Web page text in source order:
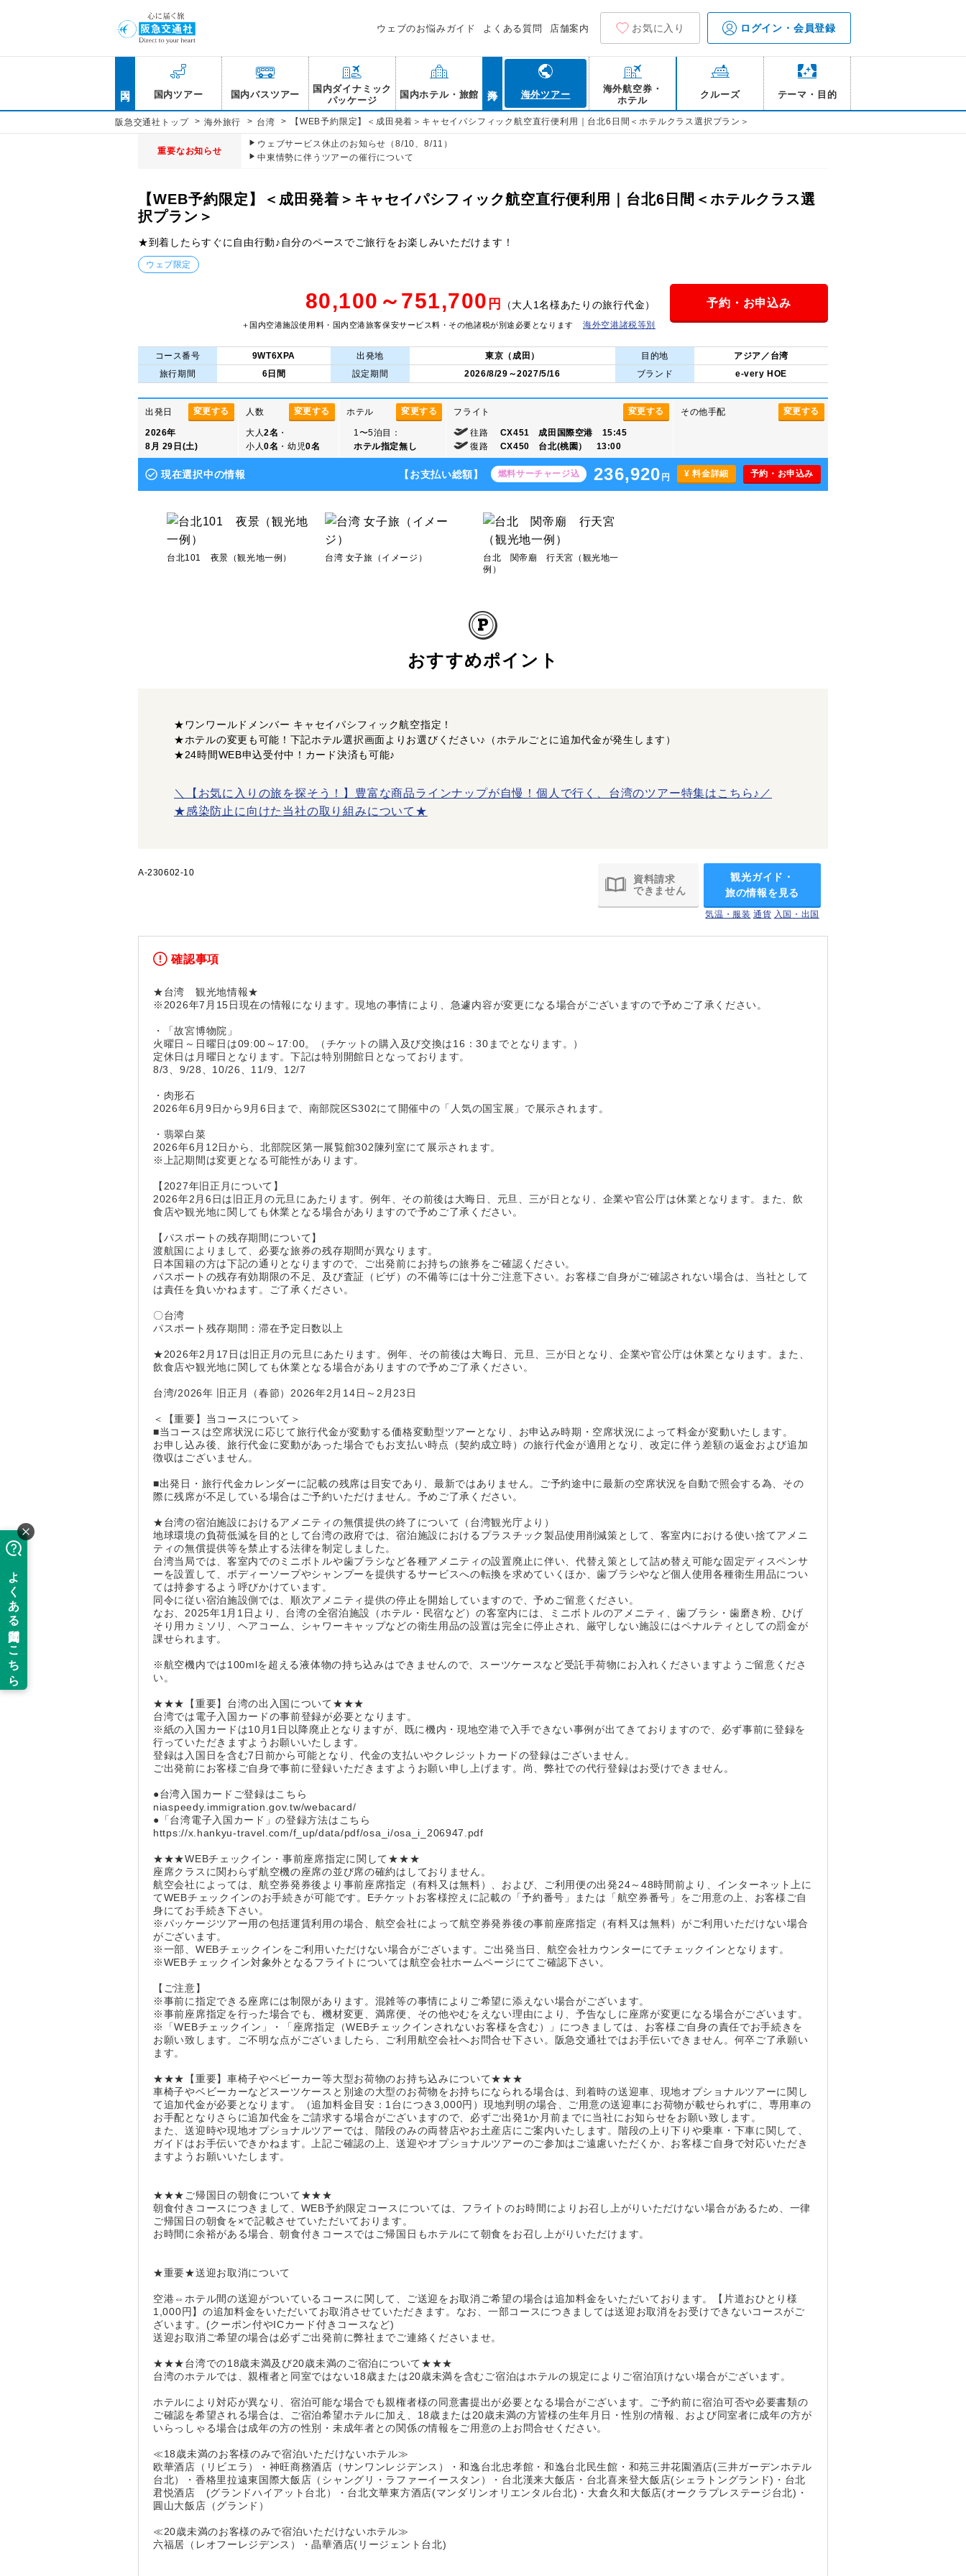
ウェブのお悩みガイド よくある質問 店舗案内 お気に入り ログイン・会員登録
国内ツアー 国内バスツアー
国内ダイナミック
パッケージ
国内ホテル・旅館 海外ツアー
海外航空券・
ホテル
クルーズ テーマ・目的
阪急交通社トップ > 海外旅行 > 台湾 > 【WEB予約限定】＜成田発着＞キャセイパシフィック航空直行便利用｜台北6日間＜ホテルクラス選択プラン＞
重要なお知らせ
ウェブサービス休止のお知らせ（8/10、8/11）
中東情勢に伴うツアーの催行について
【WEB予約限定】＜成田発着＞キャセイパシフィック航空直行便利用｜台北6日間＜ホテルクラス選
択プラン＞
★到着したらすぐに自由行動♪自分のペースでご旅行をお楽しみいただけます！
ウェブ限定
80,100～751,700 円 （大人1名様あたりの旅行代金）
＋国内空港施設使用料・国内空港旅客保安サービス料・その他諸税が別途必要となります 海外空港諸税等別
予約・お申込み
コース番号 9WT6XPA 出発地 東京（成田） 目的地
アジア／台湾
旅行期間
6日間 設定期間 2026/8/29～2027/5/16 ブランド e-very HOE
変更する
出発日
2026年
8月 29日(土)
変更する
人数
大人2名 ・
小人0名 ・幼児0名
変更する
ホテル
1〜5泊目：
ホテル指定無し
変更する
フライト
往路
CX451 成田国際空港 15:45
復路
CX450 台北(桃園） 13:00
変更する
その他手配
現在選択中の情報 【お支払い総額】 燃料サーチャージ込 236,920 円 ¥ 料金詳細 予約・お申込み
台北101 夜景（観光地一例） 台湾 女子旅（イメージ）
台北 関帝廟 行天宮（観光地一
例）
おすすめポイント
★ワンワールドメンバー キャセイパシフィック航空指定！
★ホテルの変更も可能！下記ホテル選択画面よりお選びください♪（ホテルごとに追加代金が発生します）
★24時間WEB申込受付中！カード決済も可能♪
＼【お気に入りの旅を探そう！】豊富な商品ラインナップが自慢！個人で行く、台湾のツアー特集はこちら♪／
★感染防止に向けた当社の取り組みについて★
A-230602-10
資料請求
できません
観光ガイド・
旅の情報を見る
気温・服装 通貨 入国・出国
確認事項
★台湾 観光地情報★
※2026年7月15日現在の情報になります。現地の事情により、急遽内容が変更になる場合がございますので予めご了承ください。
・「故宮博物院」
火曜日～日曜日は09:00～17:00。（チケットの購入及び交換は16：30までとなります。）
定休日は月曜日となります。下記は特別開館日となっております。
8/3、9/28、10/26、11/9、12/7
・肉形石
2026年6月9日から9月6日まで、南部院区S302にて開催中の「人気の国宝展」で展示されます。
・翡翠白菜
2026年6月12日から、北部院区第一展覧館302陳列室にて展示されます。
※上記期間は変更となる可能性があります。
【2027年旧正月について】
2026年2月6日は旧正月の元旦にあたります。例年、その前後は大晦日、元旦、三が日となり、企業や官公庁は休業となります。また、飲
食店や観光地に関しても休業となる場合がありますので予めご了承ください。
【パスポートの残存期間について】
渡航国によりまして、必要な旅券の残存期間が異なります。
日本国籍の方は下記の通りとなりますので、ご出発前にお持ちの旅券をご確認ください。
パスポートの残存有効期限の不足、及び査証（ビザ）の不備等には十分ご注意下さい。お客様ご自身がご確認されない場合は、当社として
は責任を負いかねます。ご了承ください。
〇台湾
パスポート残存期間：滞在予定日数以上
★2026年2月17日は旧正月の元旦にあたります。例年、その前後は大晦日、元旦、三が日となり、企業や官公庁は休業となります。また、
飲食店や観光地に関しても休業となる場合がありますので予めご了承ください。
台湾/2026年 旧正月（春節）2026年2月14日～2月23日
＜【重要】当コースについて＞
■当コースは空席状況に応じて旅行代金が変動する価格変動型ツアーとなり、お申込み時期・空席状況によって料金が変動いたします。
お申し込み後、旅行代金に変動があった場合でもお支払い時点（契約成立時）の旅行代金が適用となり、改定に伴う差額の返金および追加
徴収はございません。
■出発日・旅行代金カレンダーに記載の残席は目安であり、最新ではありません。ご予約途中に最新の空席状況を自動で照会する為、その
際に残席が不足している場合はご予約いただけません。予めご了承ください。
★台湾の宿泊施設におけるアメニティの無償提供の終了について（台湾観光庁より）
地球環境の負荷低減を目的として台湾の政府では、宿泊施設におけるプラスチック製品使用削減策として、客室内における使い捨てアメニ
ティの無償提供等を禁止する法律を制定しました。
台湾当局では、客室内でのミニボトルや歯ブラシなど各種アメニティの設置廃止に伴い、代替え策として詰め替え可能な固定ディスペンサ
ーを設置して、ボディーソープやシャンプーを提供するサービスへの転換を求めていくほか、歯ブラシやなど個人使用各種衛生用品につい
ては持参するよう呼びかけています。
同令に従い宿泊施設側では、順次アメニティ提供の停止を開始していますので、予めご留意ください。
なお、2025年1月1日より、台湾の全宿泊施設（ホテル・民宿など）の客室内には、ミニボトルのアメニティ、歯ブラシ・歯磨き粉、ひげ
そり用カミソリ、ヘアコーム、シャワーキャップなどの衛生用品の設置は完全に停止され、厳守しない施設にはペナルティとしての罰金が
課せられます。
※航空機内では100mlを超える液体物の持ち込みはできませんので、スーツケースなど受託手荷物にお入れくださいますようご留意くださ
い。
★★★【重要】台湾の出入国について★★★
台湾では電子入国カードの事前登録が必要となります。
※紙の入国カードは10月1日以降廃止となりますが、既に機内・現地空港で入手できない事例が出てきておりますので、必ず事前に登録を
行っていただきますようお願いいたします。
登録は入国日を含む7日前から可能となり、代金の支払いやクレジットカードの登録はございません。
ご出発前にお客様ご自身で事前に登録いただきますようお願い申し上げます。尚、弊社での代行登録はお受けできません。
●台湾入国カードご登録はこちら
niaspeedy.immigration.gov.tw/webacard/
●「台湾電子入国カード」の登録方法はこちら
https://x.hankyu-travel.com/f_up/data/pdf/osa_i/osa_i_206947.pdf
★★★WEBチェックイン・事前座席指定に関して★★★
座席クラスに関わらず航空機の座席の並び席の確約はしておりません。
航空会社によっては、航空券発券後より事前座席指定（有料又は無料）、および、ご利用便の出発24～48時間前より、インターネット上に
てWEBチェックインのお手続きが可能です。Eチケットお客様控えに記載の「予約番号」または「航空券番号」をご用意の上、お客様ご自
身にてお手続き下さい。
※パッケージツアー用の包括運賃利用の場合、航空会社によって航空券発券後の事前座席指定（有料又は無料）がご利用いただけない場合
がございます。
※一部、WEBチェックインをご利用いただけない場合がございます。ご出発当日、航空会社カウンターにてチェックインとなります。
※WEBチェックイン対象外となるフライトについては航空会社ホームページにてご確認下さい。
【ご注意】
※事前に指定できる座席には制限があります。混雑等の事情によりご希望に添えない場合がございます。
※事前座席指定を行った場合でも、機材変更、満席便、その他やむをえない理由により、予告なしに座席が変更になる場合がございます。
※「WEBチェックイン」・「座席指定（WEBチェックインされないお客様を含む）」につきましては、お客様ご自身の責任でお手続きを
お願い致します。ご不明な点がございましたら、ご利用航空会社へお問合せ下さい。阪急交通社ではお手伝いできません。何卒ご了承願い
ます。
★★★【重要】車椅子やベビーカー等大型お荷物のお持ち込みについて★★★
車椅子やベビーカーなどスーツケースと別途の大型のお荷物をお持ちになられる場合は、到着時の送迎車、現地オプショナルツアーに関し
て追加代金が必要となります。（追加料金目安：1台につき3,000円）現地判明の場合、ご用意の送迎車にお荷物が載せられずに、専用車の
お手配となりさらに追加代金をご請求する場合がございますので、必ずご出発1か月前までに当社にお知らせをお願い致します。
また、送迎時や現地オプショナルツアーでは、階段のみの両替店やお土産店にご案内いたします。階段の上り下りや乗車・下車に関して、
ガイドはお手伝いできかねます。上記ご確認の上、送迎やオプショナルツアーのご参加はご遠慮いただくか、お客様ご自身で対応いただき
ますようお願いいたします。
★★★ご帰国日の朝食について★★★
朝食付きコースにつきまして、WEB予約限定コースについては、フライトのお時間によりお召し上がりいただけない場合があるため、一律
ご帰国日の朝食を×で記載させていただいております。
お時間に余裕がある場合、朝食付きコースではご帰国日もホテルにて朝食をお召し上がりいただけます。
★重要★送迎お取消について
空港⇔ホテル間の送迎がついているコースに関して、ご送迎をお取消ご希望の場合は追加料金をいただいております。【片道おひとり様
1,000円】の追加料金をいただいてお取消させていただきます。なお、一部コースにつきましては送迎お取消をお受けできないコースがご
ざいます。(クーポン付やICカード付きコースなど)
送迎お取消ご希望の場合は必ずご出発前に弊社までご連絡くださいませ。
★★★台湾での18歳未満及び20歳未満のご宿泊について★★★
台湾のホテルでは、親権者と同室ではない18歳または20歳未満を含むご宿泊はホテルの規定によりご宿泊頂けない場合がございます。
ホテルにより対応が異なり、宿泊可能な場合でも親権者様の同意書提出が必要となる場合がございます。ご予約前に宿泊可否や必要書類の
ご確認を希望される場合は、ご宿泊希望ホテルに加え、18歳または20歳未満の方皆様の生年月日・性別の情報、および同室者に成年の方が
いらっしゃる場合は成年の方の性別・未成年者との関係の情報をご用意の上お問合せください。
≪18歳未満のお客様のみで宿泊いただけないホテル≫
欧華酒店（リビエラ）・神旺商務酒店（サンワンレジデンス）・和逸台北忠孝館・和逸台北民生館・和苑三井花園酒店(三井ガーデンホテル
台北）・香格里拉遠東国際大飯店（シャングリ・ラファーイースタン）・台北漢来大飯店・台北喜来登大飯店(シェラトングランド)・台北
君悦酒店 (グランドハイアット台北）・台北文華東方酒店(マンダリンオリエンタル台北)・大倉久和大飯店(オークラプレステージ台北)・
圓山大飯店（グランド）
≪20歳未満のお客様のみで宿泊いただけないホテル≫
六福居（レオフーレジデンス）・晶華酒店(リージェント台北)